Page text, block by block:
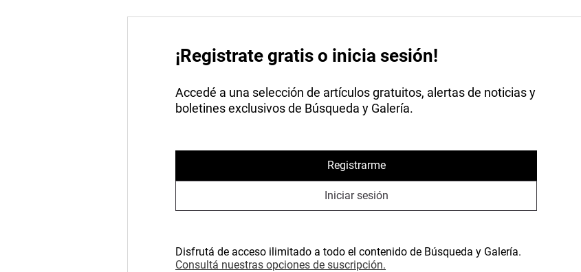
¡Registrate gratis o inicia sesión!
Accedé a una selección de artículos gratuitos, alertas de noticias y
boletines exclusivos de Búsqueda y Galería.
Registrarme
Iniciar sesión
Disfrutá de acceso ilimitado a todo el contenido de Búsqueda y Galería.
Consultá nuestras opciones de suscripción.